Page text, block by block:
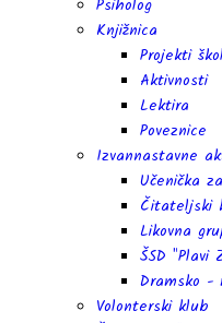
Psiholog
Knjižnica
Projekti
Aktivnosti
Lektira
Poveznice
Izvannastavne
Učenička
Čitateljski
Likovna
ŠSD "Plavi
Dramsko -
Volonterski klub